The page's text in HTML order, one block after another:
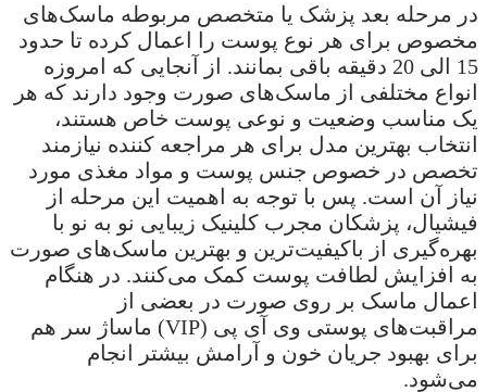
در مرحله بعد پزشک یا متخصص مربوطه ماسک‌های
مخصوص برای هر نوع پوست را اعمال کرده تا حدود
15 الی 20 دقیقه باقی بمانند. از آنجایی که امروزه
انواع مختلفی از ماسک‌های صورت وجود دارند که هر
یک مناسب وضعیت و نوعی پوست خاص هستند،
انتخاب بهترین مدل برای هر مراجعه کننده نیازمند
تخصص در خصوص جنس پوست و مواد مغذی مورد
نیاز آن است. پس با توجه به اهمیت این مرحله از
فیشیال، پزشکان مجرب کلینیک زیبایی نو به نو با
بهره‌گیری از باکیفیت‌ترین و بهترین ماسک‌های صورت
به افزایش لطافت پوست کمک می‌کنند. در هنگام
اعمال ماسک بر روی صورت در بعضی از
مراقبت‌های پوستی وی آی پی (VIP) ماساژ سر هم
برای بهبود جریان خون و آرامش بیشتر انجام
می‌شود.